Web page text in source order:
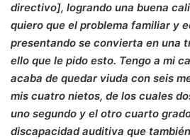
directivo], logrando una buena
quiero que el problema familiar y
presentando se convierta en una
ello que le pido esto. Tengo a mi
acaba de quedar viuda con seis
mis cuatro nietos, de los cuales
uno segundo y el otro cuarto
discapacidad auditiva que